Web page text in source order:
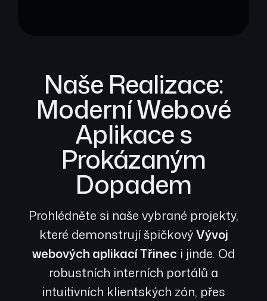
Naše Realizace:
Moderní Webové
Aplikace s
Prokázaným
Dopadem
Prohlédněte si naše vybrané projekty,
které demonstrují špičkovýVývoj
webových aplikací Třinec i jinde. Od
robustních interních portálů a
intuitivních klientských zón, přes